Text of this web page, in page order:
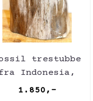
trestubbe
Indonesia,
ca. 5 mill. år,
1.850,-